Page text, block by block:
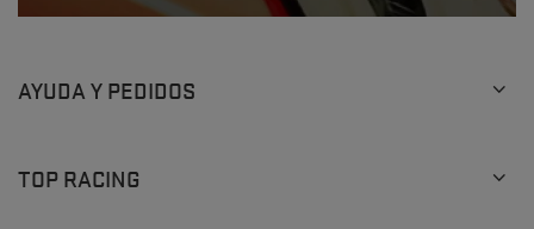
AYUDA Y PEDIDOS
TOP RACING